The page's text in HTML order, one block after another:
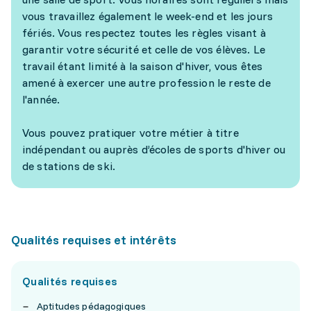
vous travaillez également le week-end et les jours
fériés. Vous respectez toutes les règles visant à
garantir votre sécurité et celle de vos élèves. Le
travail étant limité à la saison d'hiver, vous êtes
amené à exercer une autre profession le reste de
l'année.
Vous pouvez pratiquer votre métier à titre
indépendant ou auprès d’écoles de sports d'hiver ou
de stations de ski.
Qualités requises et intérêts
Qualités requises
Aptitudes pédagogiques